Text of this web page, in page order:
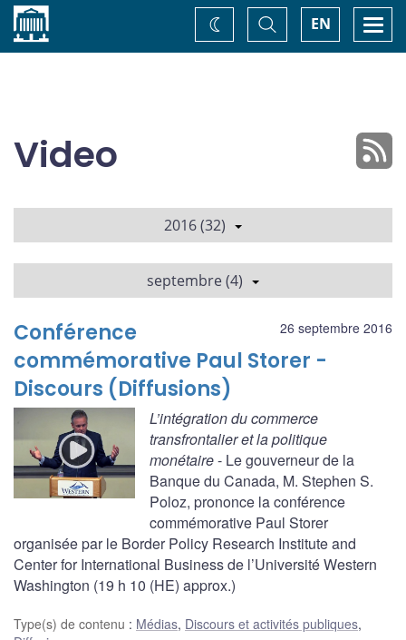
Accueil EN
Basculer
la
recherche
Changez
de
Video
2016 (32)
septembre (4)
26 septembre 2016
Conférence
commémorative Paul Storer -
Discours (Diffusions)
L’intégration du commerce
transfrontalier et la politique
monétaire- Le gouverneur de la
Banque du Canada, M. Stephen S.
Poloz, prononce la conférence
commémorative Paul Storer
organisée par le Border Policy Research Institute and
Center for International Business de l’Université Western
Washington (19 h 10 (HE) approx.)
Type(s) de contenu : Médias, Discours et activités publiques,